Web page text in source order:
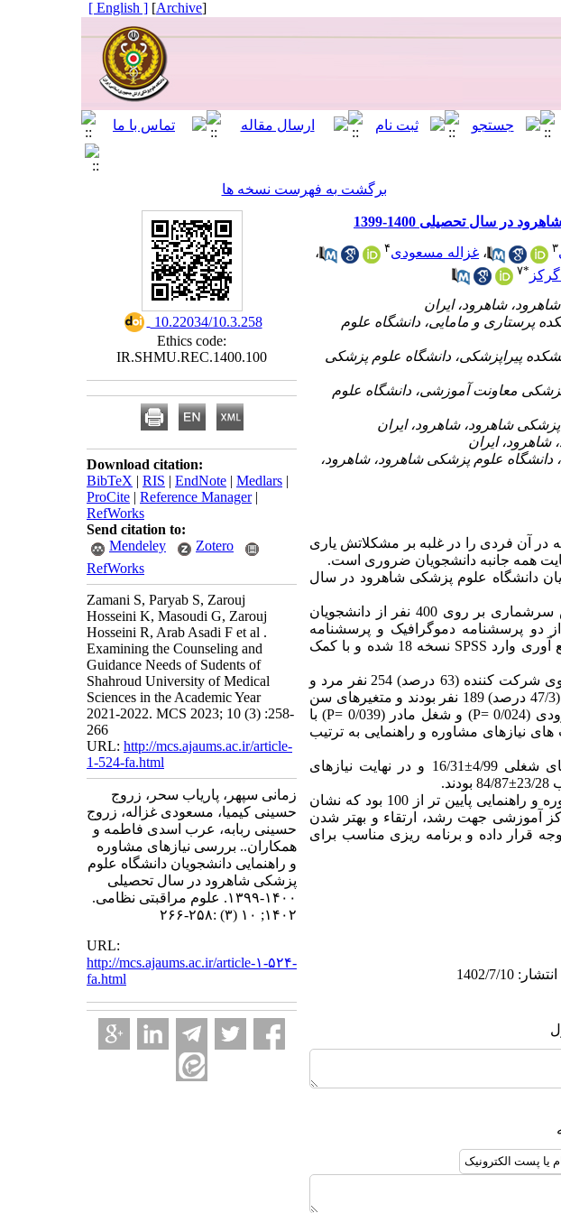
[
Archive
]
[ English ]
برگشت به فهرست نسخه ها
سال تحصیلی 1400-1399
۳ ، غزاله مسعودی۴
،
گرکز *۷
پرستاری و مامایی، دانشگاه علوم
پیراپزشکی، دانشگاه علوم پزشکی
معاونت آموزشی، دانشگاه علوم
دانشگاه علوم پزشکی شاهرود، شاهرود،
در آن فردی را در غلبه بر مشکلاتش یاری
همه جانبه دانشجویان ضروری است.
دانشگاه علوم پزشکی شاهرود در سال
این مطالعه به صورت توصیفی- مقطعی و به روش سرشماری بر روی 400 نفر از دانشجویان
دو پرسشنامه دموگرافیک و پرسشنامه
راهنمایی و مشاوره ربیعی و همکاران استفاده شد، داده ها بعد از جمع آوری وارد SPSS نسخه 18 شده و با کمک
در این مطالعه نتایج نشان داد که از مجموع 400 نفر دانشجوی شرکت کننده (63 درصد) 254 نفر مرد و
بقیه زن بودند، بیشتر گروه سنی شرکت کننده در مطالعه 20-18 سال (47/3 درصد) 189 نفر بودند و متغیرهای سن
(P= 0/041)، دانشکده (P= 0/005) رشته تحصیلی (P= 0/016)، سال ورودی (P= 0/024) و شغل مادر (P= 0/039) با
نیازهای مشاوره و راهنمایی به ترتیب
نیازهای آموزشی 6/02±17/75، خانوادگی و ازدواج 6/42±16/66، نیازهای شغلی 4/99±16/31 و در نهایت نیازهای
نتایج مطالعه حاضر نشان داد که نمره کلی نیازهای مشاوره و راهنمایی پایین تر از 100 بود که نشان
آموزشی جهت رشد، ارتقاء و بهتر شدن
قرار داده و برنامه ریزی مناسب برای
‎ 10.22034/10.3.258
Ethics code:
IR.SHMU.REC.1400.100
Download citation:
BibTeX | RIS | EndNote | Medlars |
ProCite | Reference Manager|
RefWorks
Send citation to:
Mendeley
Zotero
RefWorks
Zamani S, Paryab S, Zarouj
Hosseini K, Masoudi G, Zarouj
Hosseini R, Arab Asadi F et al .
Examining the Counseling and
Guidance Needs of Sudents of
Shahroud University of Medical
Sciences in the Academic Year
2021-2022. MCS 2023; 10 (3) :258-
266
URL: http://mcs.ajaums.ac.ir/article-
1-524-fa.html
زمانی سپهر، پاریاب سحر، زروج
حسینی کیمیا، مسعودی غزاله، زروج
حسینی ربابه، عرب اسدی فاطمه و
همکاران.. بررسی نیازهای مشاوره
و راهنمایی دانشجویان دانشگاه علوم
پزشکی شاهرود در سال تحصیلی
۱۴۰۰-۱۳۹۹. علوم مراقبتی نظامی.
۱۴۰۲; ۱۰ (۳) :۲۵۸-۲۶۶
URL:
http://mcs.ajaums.ac.ir/article-۱-۵۲۴-
fa.html